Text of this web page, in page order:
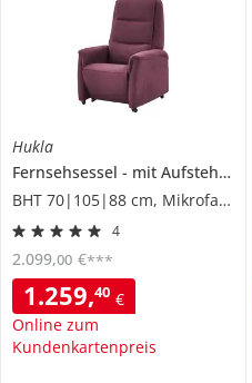
Hukla
Fernsehsessel
mit Aufstehhilfe
BHT 70|105|88 cm, Mikrofaser
4
1.259,40 €
Online zum
Kundenkartenpreis
2.099,00 €***